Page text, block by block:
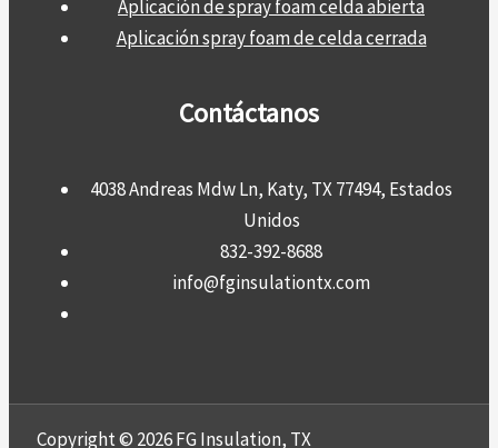
Aplicación de spray foam celda abierta
Aplicación spray foam de celda cerrada
Contáctanos
4038 Andreas Mdw Ln, Katy, TX 77494, Estados
Unidos
832-392-8688
info@fginsulationtx.com
Copyright © 2026 FG Insulation, TX